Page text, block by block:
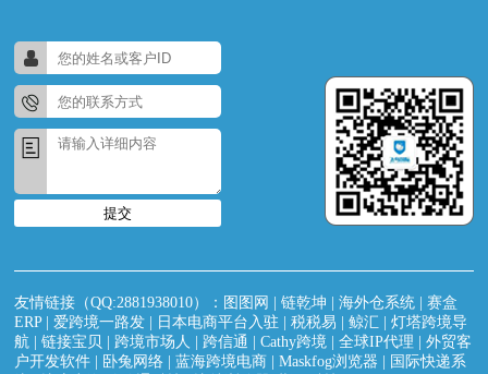
提交
友情链接（QQ:2881938010）： 图图网 |链乾坤 |海外仓系统 |赛盒
ERP|爱跨境一路发 日本电商平台入驻 |税税易 |鲸汇 |灯塔跨境导
航 |链接宝贝 |跨境市场人 |跨信通 |Cathy跨境 |全球IP代理 |外贸客
户开发软件
卧兔网络 |蓝海跨境电商 |Maskfog浏览器
国际快递系